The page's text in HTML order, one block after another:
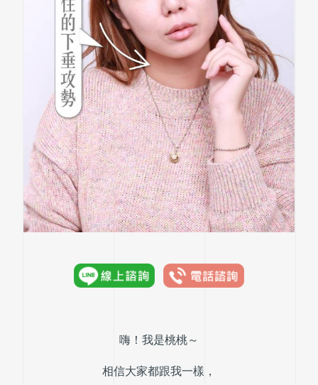
嗨！我是桃桃～
相信大家都跟我一樣，